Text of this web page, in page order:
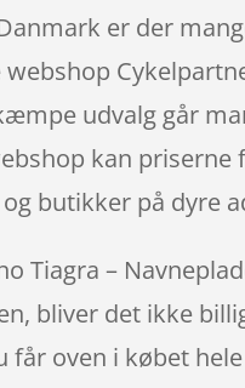
er der
udvalg går
kan priserne
butikker på dyre
Tiagra –
bliver det ikke
får oven i købet